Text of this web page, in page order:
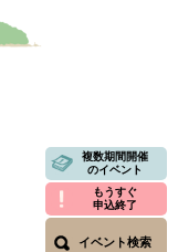
複数期間開催
のイベント
もうすぐ
申込終了
イベント検索